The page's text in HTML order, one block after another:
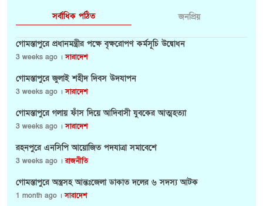
সর্বাধিক পঠিত জনপ্রিয়
গোমস্তাপুরে প্রধানমন্ত্রীর পক্ষে বৃক্ষরোপণ কর্মসূচি উদ্বোধন
3 weeks ago ।সারাদেশ
গোমস্তাপুরে জুলাই শহীদ দিবস উদযাপন
3 weeks ago ।সারাদেশ
গোমস্তাপুরে গলায় ফাঁস দিয়ে আদিবাসী যুবকের আত্মহত্যা
3 weeks ago ।সারাদেশ
রহনপুরে এনসিপি আয়োজিত পদযাত্রা সমাবেশে
3 weeks ago ।রাজনীতি
গোমস্তাপুরে অস্ত্রসহ আন্তঃজেলা ডাকাত দলের ৬ সদস্য আটক
1 month ago ।সারাদেশ